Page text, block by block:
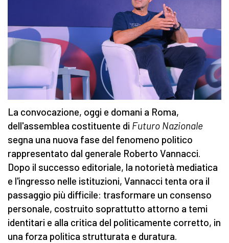
La convocazione, oggi e domani a Roma,
dell'assemblea costituente di Futuro Nazionale
segna una nuova fase del fenomeno politico
rappresentato dal generale Roberto Vannacci.
Dopo il successo editoriale, la notorietà mediatica
e l'ingresso nelle istituzioni, Vannacci tenta ora il
passaggio più difficile: trasformare un consenso
personale, costruito soprattutto attorno a temi
identitari e alla critica del politicamente corretto, in
una forza politica strutturata e duratura.